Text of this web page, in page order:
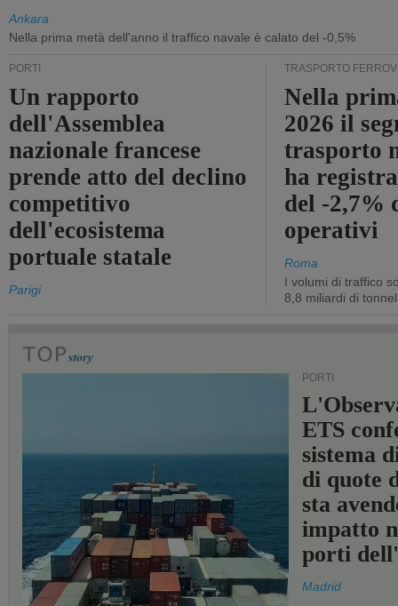
Ankara
Nella prima metà dell'anno il traffico navale è calato del -0,5%
PORTI
Un rapporto
dell'Assemblea
nazionale francese
prende atto del declino
competitivo
dell'ecosistema
portuale statale
Parigi
TRASPORTO
Nella
2026 il
trasporto
ha
del -2,7%
operativi
Roma
I volumi di traffico
8,8 miliardi di
PORTI
ETS
sistema
di quote
sta
impatto
porti
Madrid